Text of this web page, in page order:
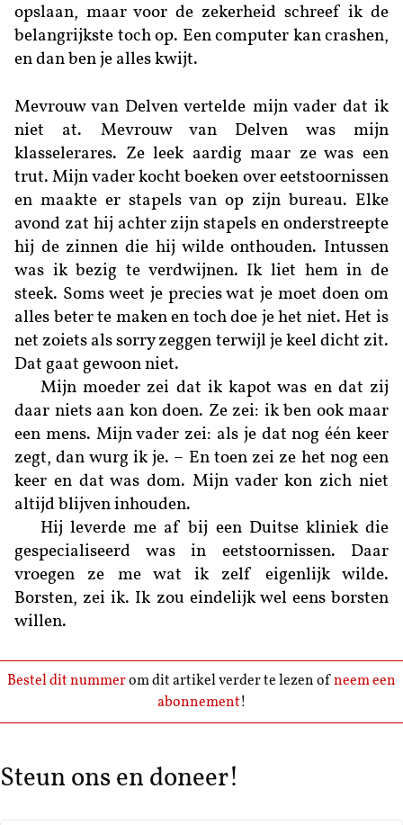
opslaan, maar voor de zekerheid schreef ik de
belangrijkste toch op. Een computer kan crashen,
en dan ben je alles kwijt.
Mevrouw van Delven vertelde mijn vader dat ik
niet at. Mevrouw van Delven was mijn
klasselerares. Ze leek aardig maar ze was een
trut. Mijn vader kocht boeken over eet­stoornissen
en maakte er stapels van op zijn bureau. Elke
avond zat hij achter zijn stapels en onderstreepte
hij de zinnen die hij wilde onthouden. Intussen
was ik bezig te verdwijnen. Ik liet hem in de
steek. Soms weet je precies wat je moet doen om
alles beter te maken en toch doe je het niet. Het is
net zoiets als sorry zeggen terwijl je keel dicht zit.
Dat gaat gewoon niet.
Mijn moeder zei dat ik kapot was en dat zij
daar niets aan kon doen. Ze zei: ik ben ook maar
een mens. Mijn vader zei: als je dat nog één keer
zegt, dan wurg ik je. – En toen zei ze het nog een
keer en dat was dom. Mijn vader kon zich niet
altijd blijven inhouden.
Hij leverde me af bij een Duitse kliniek die
gespecialiseerd was in eetstoornissen. Daar
vroegen ze me wat ik zelf eigenlijk wilde.
Borsten, zei ik. Ik zou eindelijk wel eens borsten
willen.
Bestel dit nummerom dit artikel verder te lezen ofneem een
abonnement!
Steun ons en doneer!